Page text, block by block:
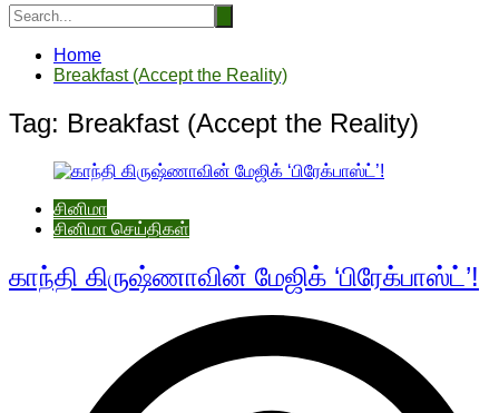
Home
Breakfast (Accept the Reality)
Tag: Breakfast (Accept the Reality)
சினிமா
சினிமா செய்திகள்
காந்தி கிருஷ்ணாவின் மேஜிக் ‘பிரேக்பாஸ்ட்’!